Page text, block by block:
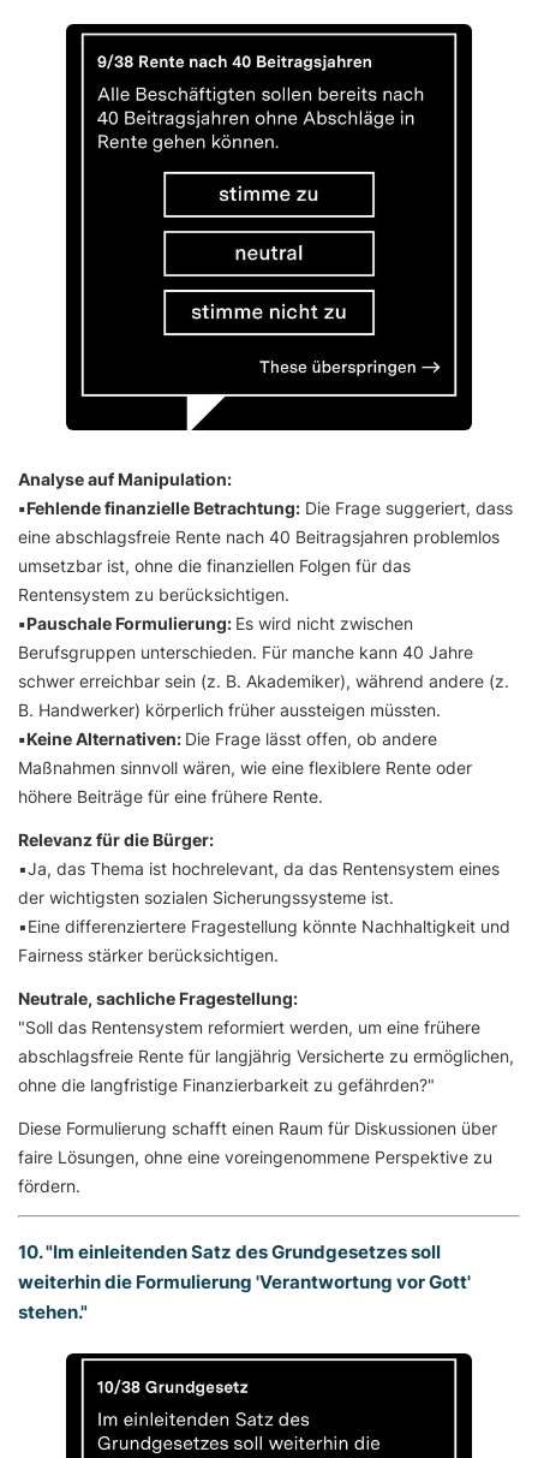
Analyse auf Manipulation:
▪️Fehlende finanzielle Betrachtung: Die Frage suggeriert, dass
eine abschlagsfreie Rente nach 40 Beitragsjahren problemlos
umsetzbar ist, ohne die finanziellen Folgen für das
Rentensystem zu berücksichtigen.
▪️Pauschale Formulierung: Es wird nicht zwischen
Berufsgruppen unterschieden. Für manche kann 40 Jahre
schwer erreichbar sein (z. B. Akademiker), während andere (z.
B. Handwerker) körperlich früher aussteigen müssten.
▪️Keine Alternativen: Die Frage lässt offen, ob andere
Maßnahmen sinnvoll wären, wie eine flexiblere Rente oder
höhere Beiträge für eine frühere Rente.
Relevanz für die Bürger:
▪️Ja, das Thema ist hochrelevant, da das Rentensystem eines
der wichtigsten sozialen Sicherungssysteme ist.
▪️Eine differenziertere Fragestellung könnte Nachhaltigkeit und
Fairness stärker berücksichtigen.
Neutrale, sachliche Fragestellung:
"Soll das Rentensystem reformiert werden, um eine frühere
abschlagsfreie Rente für langjährig Versicherte zu ermöglichen,
ohne die langfristige Finanzierbarkeit zu gefährden?"
Diese Formulierung schafft einen Raum für Diskussionen über
faire Lösungen, ohne eine voreingenommene Perspektive zu
fördern.
10. "Im einleitenden Satz des Grundgesetzes soll
weiterhin die Formulierung 'Verantwortung vor Gott'
stehen."